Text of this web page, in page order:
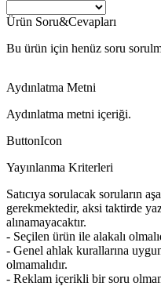
Ürün Soru&Cevapları
Bu ürün için henüz soru
Aydınlatma Metni
Aydınlatma metni içeriği.
ButtonIcon
Yayınlanma Kriterleri
Satıcıya sorulacak soruların
gerekmektedir, aksi taktirde
alınamayacaktır.
- Seçilen ürün ile alakalı
- Genel ahlak kurallarına
olmamalıdır.
- Reklam içerikli bir soru